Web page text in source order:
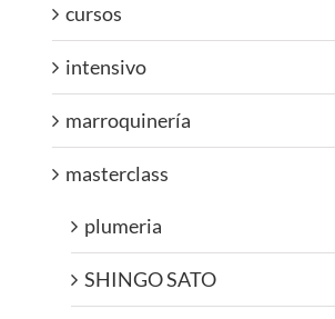
cursos
intensivo
marroquinería
masterclass
plumeria
SHINGO SATO